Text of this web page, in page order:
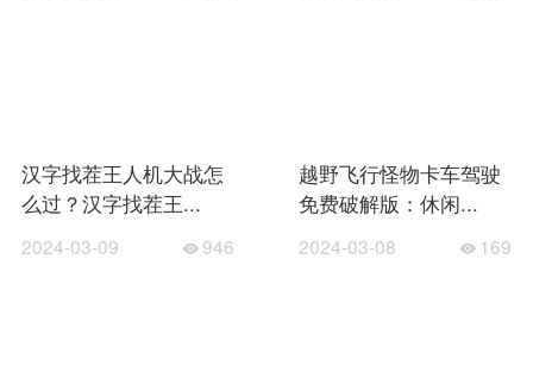
汉字找茬王人机大战怎
么过？汉字找茬王...
2024-03-09 946
越野飞行怪物卡车驾驶
免费破解版：休闲...
2024-03-08 169